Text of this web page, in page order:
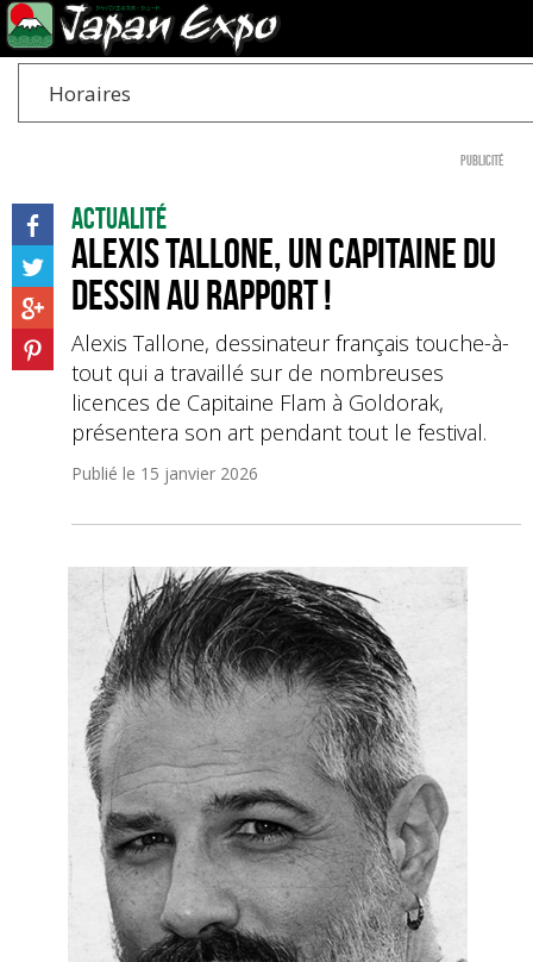
Horaires
Publicité
Actualité
Alexis Tallone, un capitaine du
dessin au rapport !
Alexis Tallone, dessinateur français touche-à-
tout qui a travaillé sur de nombreuses
licences de Capitaine Flam à Goldorak,
présentera son art pendant tout le festival.
Publié le 15 janvier 2026